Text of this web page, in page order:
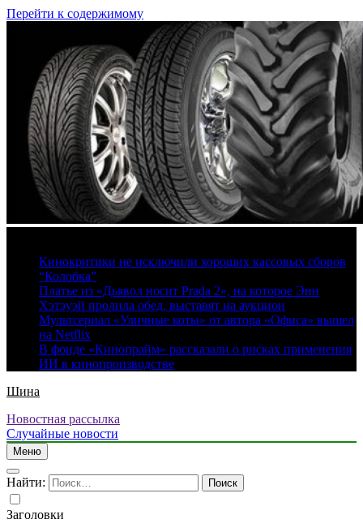
Перейти к содержимому
Кинокритики не исключили хороших кассовых сборов
“Колобка”
Платье из «Дьявол носит Prada 2», на которое Энн
Хэтэуэй пролила обед, выставят на аукцион
Мультсериал «Уличные коты» от автора «Офиса» вышел
на Netflix
В фонде «Кинопрайм» рассказали о рисках применения
ИИ в кинопроизводстве
Шина
Новостная рассылка
Случайные новости
Меню
Найти:
Заголовки